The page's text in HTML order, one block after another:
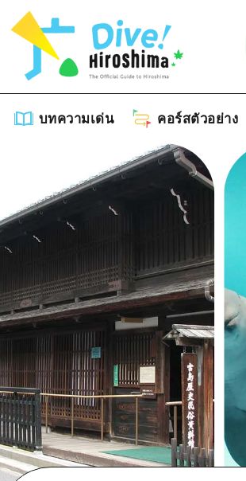
บทความเด่น คอร์สตัวอย่าง
บทความเด่น
ศิลปะ
งานอีเว้นท์ / เทศกาล
อาหารรสเลิศ / สุรา
การปั่นจักรยาน
ช้อปปิ้ง
กีฬา
รายการ
คู่มือ Dive!
ฮิโรชิม่า โมชิ โมชิ ทรา
บริเวณรอบเมืองฮิโรชิ
อากิ
บิงโก
บิโฮค
จุดหมายปลายทาง
รายการ
บริเวณรอบเมืองฮิโรชิม่า
อากิ
บิงโก
บิโฮคุ
เกโฮคุ
อีเว้นท์
ข้อมูลตามฤดูกาล
ข้อมูลที่เป็นประโยชน์
รายการ
HOME